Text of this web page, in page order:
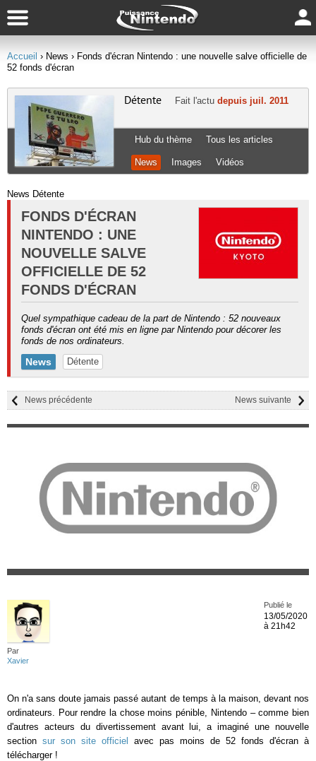
Accueil › News › Fonds d'écran Nintendo : une nouvelle salve officielle de
52 fonds d'écran
Détente Fait l'actu depuis juil. 2011
Hub du thème Tous les articles
News Images Vidéos
News Détente
FONDS D'ÉCRAN
NINTENDO : UNE
NOUVELLE SALVE
OFFICIELLE DE 52
FONDS D'ÉCRAN
Quel sympathique cadeau de la part de Nintendo : 52 nouveaux
fonds d'écran ont été mis en ligne par Nintendo pour décorer les
fonds de nos ordinateurs.
News Détente
News suivante
News précédente
Par
Xavier
Publié le
13/05/2020
à 21h42
On n'a sans doute jamais passé autant de temps à la maison, devant nos
ordinateurs. Pour rendre la chose moins pénible, Nintendo – comme bien
d'autres acteurs du divertissement avant lui, a imaginé une nouvelle
section sur son site officiel
avec pas moins de 52 fonds d'écran à
télécharger !